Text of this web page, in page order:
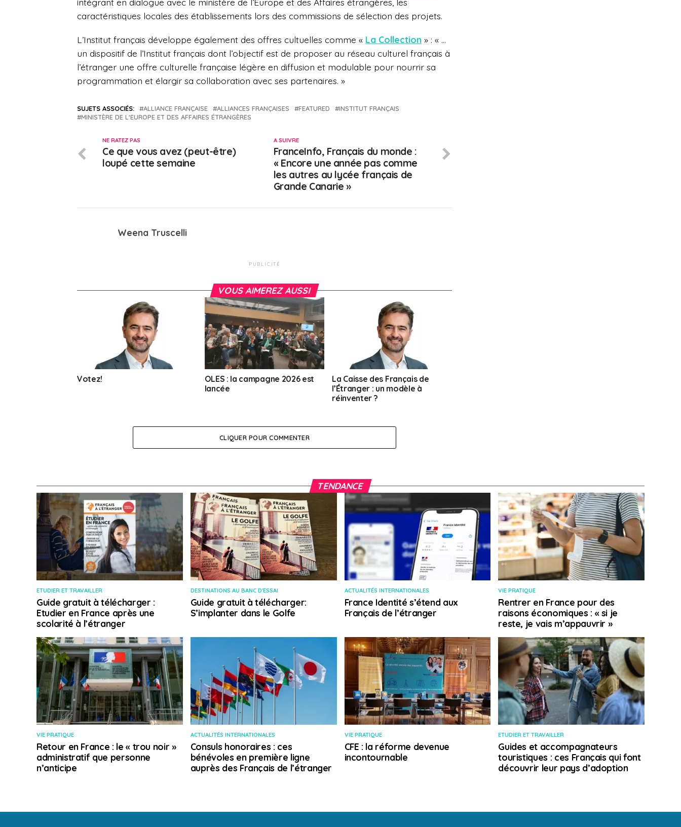
caractéristiques locales des établissements lors des commissions de sélection des projets.
L’Institut français développe également des offres cultuelles comme « La Collection » : « …
un dispositif de l’Institut français dont l’objectif est de proposer au réseau culturel français à
l’étranger une offre culturelle française légère en diffusion et modulable pour nourrir sa
programmation et élargir sa collaboration avec ses partenaires. »
SUJETS ASSOCIÉS: ALLIANCE FRANÇAISE ALLIANCES FRANÇAISES FEATURED
INSTITUT FRANÇAIS
MINISTÈRE DE L'EUROPE ET DES AFFAIRES ÉTRANGÈRES
A SUIVRE
FranceInfo, Français du monde :
« Encore une année pas comme
les autres au lycée français de
Grande Canarie »
NE RATEZ PAS
Ce que vous avez (peut-être)
loupé cette semaine
Weena Truscelli
PUBLICITÉ
VOUS AIMEREZ AUSSI
Votez!
OLES : la campagne 2026 est
lancée
La Caisse des Français de
l’Étranger : un modèle à
réinventer ?
CLIQUER POUR COMMENTER
TENDANCE
ETUDIER ET TRAVAILLER
Guide gratuit à télécharger :
Etudier en France après une
scolarité à l’étranger
DESTINATIONS AU BANC D'ESSAI
Guide gratuit à télécharger:
S’implanter dans le Golfe
ACTUALITÉS INTERNATIONALES
France Identité s’étend aux
Français de l’étranger
VIE PRATIQUE
Rentrer en France pour des
raisons économiques : « si je
reste, je vais m’appauvrir »
VIE PRATIQUE
Retour en France : le « trou noir »
administratif que personne
n’anticipe
ACTUALITÉS INTERNATIONALES
Consuls honoraires : ces
bénévoles en première ligne
auprès des Français de l’étranger
VIE PRATIQUE
CFE : la réforme devenue
incontournable
ETUDIER ET TRAVAILLER
Guides et accompagnateurs
touristiques : ces Français qui font
découvrir leur pays d’adoption